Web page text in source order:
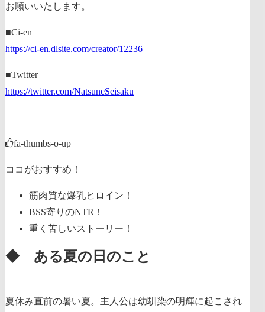
お願いいたします。
■Ci-en
https://ci-en.dlsite.com/creator/12236
■Twitter
https://twitter.com/NatsuneSeisaku
fa-thumbs-o-up
ココがおすすめ！
筋肉質な爆乳ヒロイン！
BSS寄りのNTR！
重く苦しいストーリー！
◆ ある夏の日のこと
夏休み直前の暑い夏。主人公は幼馴染の明輝に起こされ